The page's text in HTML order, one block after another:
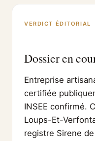
VERDICT ÉDITORIAL
Dossier en
Entreprise
certifiée
INSEE confirmé.
Loups-Et-
registre Sirene